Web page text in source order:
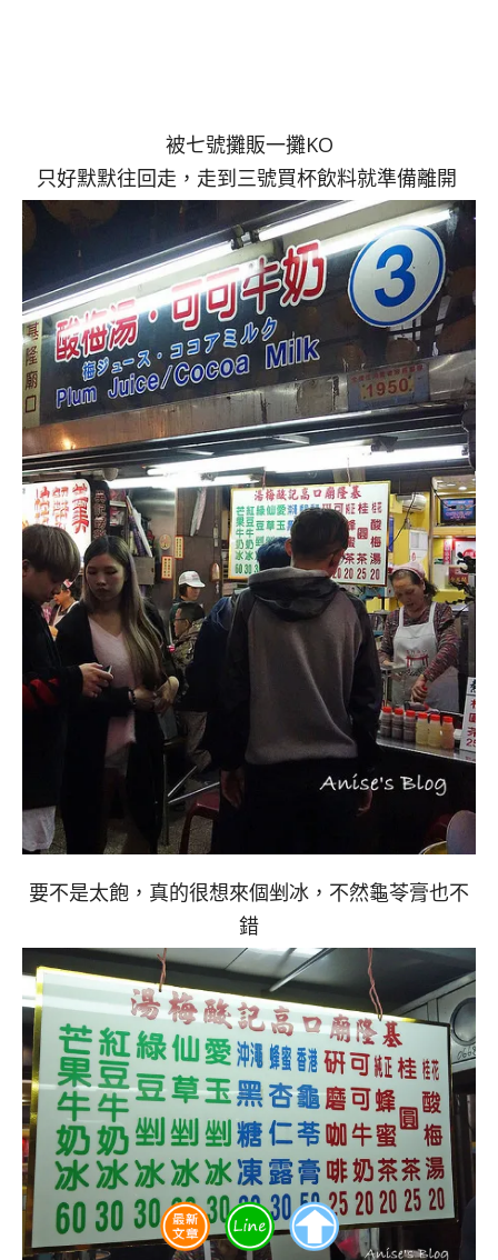
被七號攤販一攤KO
只好默默往回走，走到三號買杯飲料就準備離開
要不是太飽，真的很想來個剉冰，不然龜苓膏也不
錯